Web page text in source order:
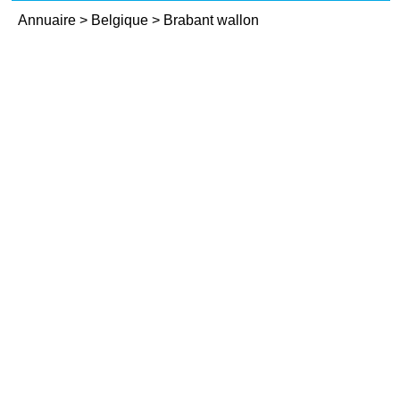
Annuaire > Belgique> Brabant wallon